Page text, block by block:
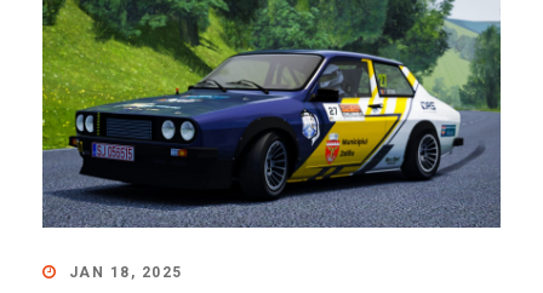
JAN 18, 2025